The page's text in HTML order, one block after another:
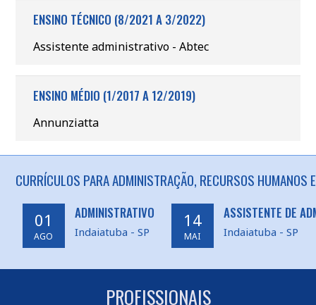
ENSINO TÉCNICO (8/2021 A 3/2022)
Assistente administrativo - Abtec
ENSINO MÉDIO (1/2017 A 12/2019)
Annunziatta
CURRÍCULOS PARA ADMINISTRAÇÃO, RECURSOS HUMANOS
01
AGO
ADMINISTRATIVO
Indaiatuba - SP
14
MAI
ASSISTENTE DE
Indaiatuba - SP
PROFISSIONAIS